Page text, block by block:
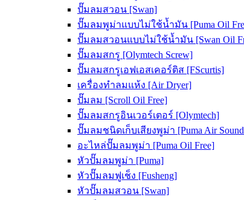
ปั๊มลมสวอน [Swan]
ปั๊มลมพูม่าแบบไม่ใช้น้ำมัน [Puma Oil
ปั๊มลมสวอนแบบไม่ใช้น้ำมัน [Swan Oil
ปั๊มลมสกรู [Olymtech Screw]
ปั๊มลมสกรูเอฟเอสเคอร์ติส [FScurtis]
เครื่องทำลมแห้ง [Air Dryer]
ปั๊มลม [Scroll Oil Free]
ปั๊มลมสกรูอินเวอร์เตอร์ [Olymtech]
ปั๊มลมชนิดเก็บเสียงพูม่า [Puma Air
อะไหล่ปั๊มลมพูม่า [Puma Oil Free]
หัวปั๊มลมพูม่า [Puma]
หัวปั๊มลมฟูเช็ง [Fusheng]
หัวปั๊มลมสวอน [Swan]